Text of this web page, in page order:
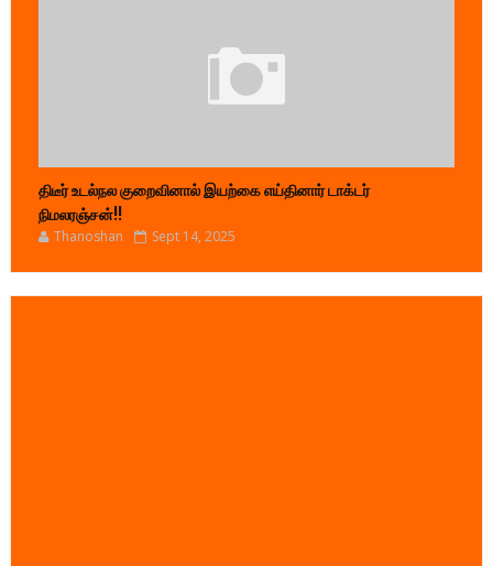
திடீர் உடல்நல குறைவினால் இயற்கை எய்தினார் டாக்டர்
நிமலரஞ்சன்!!
Thanoshan Sept 14, 2025